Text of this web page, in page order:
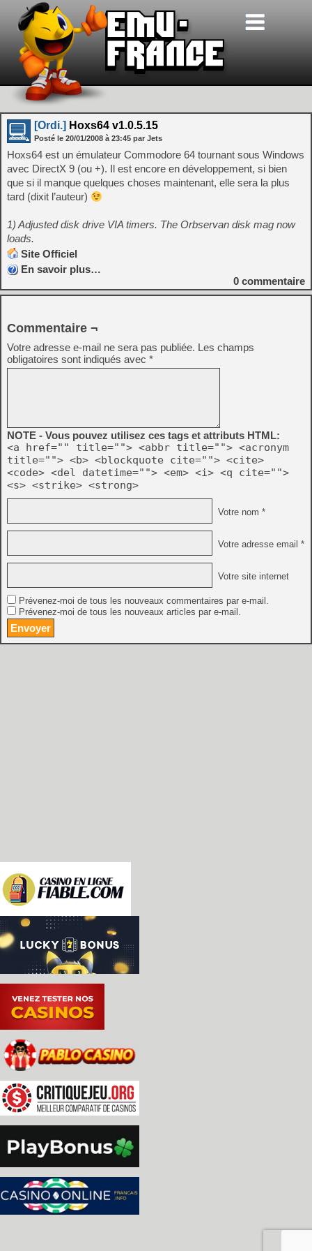
[Ordi.] Hoxs64 v1.0.5.15
Posté le 20/01/2008 à 23:45 par Jets
Hoxs64 est un émulateur Commodore 64 tournant sous Windows
avec DirectX 9 (ou +). Il est encore en développement, si bien
que si il manque quelques choses maintenant, elle sera la plus
tard (dixit l’auteur)
1) Adjusted disk drive VIA timers. The Orbservan disk mag now
loads.
Site Officiel
En savoir plus…
0 commentaire
Commentaire ¬
Votre adresse e-mail ne sera pas publiée. Les champs
obligatoires sont indiqués avec *
NOTE - Vous pouvez utilisez ces tags et attributs HTML:
<a href="" title=""> <abbr title=""> <acronym
title=""> <b> <blockquote cite=""> <cite>
<code> <del datetime=""> <em> <i> <q cite="">
<s> <strike> <strong>
Votre nom *
Votre adresse email *
Votre site internet
Prévenez-moi de tous les nouveaux commentaires par e-mail.
Prévenez-moi de tous les nouveaux articles par e-mail.